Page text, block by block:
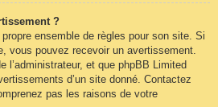
?
ensemble de règles pour son site. Si
vous pouvez recevoir un avertissement.
l’administrateur, et que phpBB Limited
d’un site donné. Contactez
pas les raisons de votre